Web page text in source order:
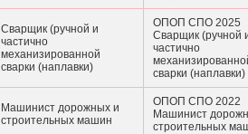
Сварщик (ручной и
частично
механизированной
сварки (наплавки)
ОПОП СПО 2025
Сварщик (ручной
частично
сварки (наплавки)
Машинист дорожных и
строительных машин
ОПОП СПО 2022
Машинист
строительных